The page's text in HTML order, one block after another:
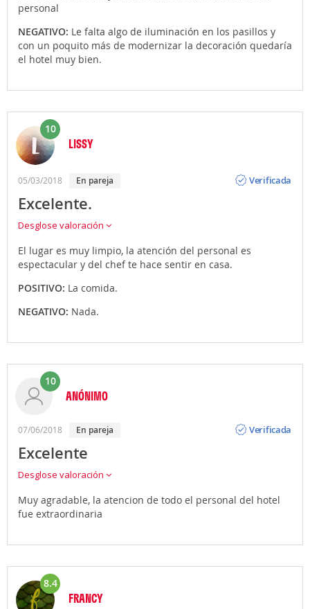
personal
NEGATIVO: Le falta algo de iluminación en los pasillos y
con un poquito más de modernizar la decoración quedaría
el hotel muy bien.
10
LISSY
05/03/2018 en pareja
Verificada
Excelente.
Desglose valoración
El lugar es muy limpio, la atención del personal es
espectacular y del chef te hace sentir en casa.
POSITIVO: La comida.
NEGATIVO: Nada.
10
ANÓNIMO
07/06/2018 en pareja
Verificada
Excelente
Desglose valoración
Muy agradable, la atencion de todo el personal del hotel
fue extraordinaria
8.4
FRANCY